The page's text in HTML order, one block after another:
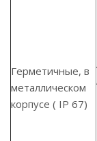
Герметичные, в
металлическом
корпусе ( IP 67)